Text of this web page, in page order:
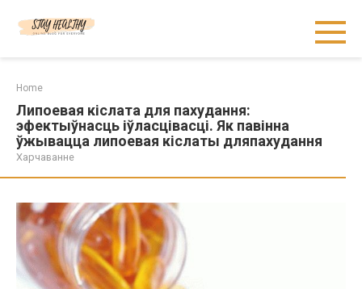
Home
Липоевая кіслата для пахудання:
эфектыўнасць іўласцівасці. Як павінна
ўжывацца липоевая кіслаты дляпахудання
Харчаванне